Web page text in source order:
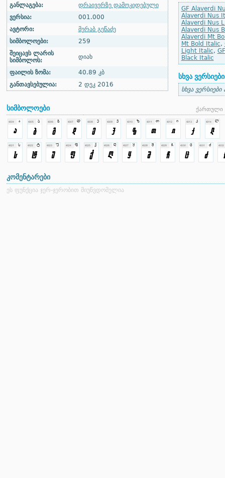
განლაგება:
დრაივერზე დამოკიდებული
ვერსია:
001.000
ავტორი:
მერაბ გეწაძე
სიმბოლოები:
259
შეიცავს ლარის
სიმბოლოს:
დიახ
ფაილის ზომა:
40.89 კბ
განთავსებულია:
2 დეკ 2016
GF Alaverdi
Alaverdi Nus
Alaverdi Nus
Alaverdi Nus
Alaverdi Mt
Mt Bold Italic,
Light Italic,
Black Italic
სხვა ვერსიები
სხვა
სიმბოლოები ქართული
კომენტარები
ეს ფუნქცია ჯერ-ჯერობით მიუწვდომელია